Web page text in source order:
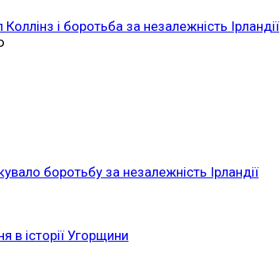
і боротьба за незалежність Ірландії
боротьбу за незалежність Ірландії
в історії Угорщини